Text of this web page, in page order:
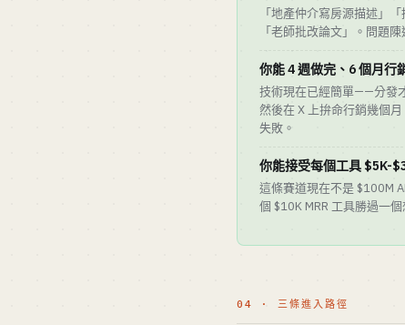
「地產仲介寫房源描述」
「老師批改論文」。問題
你能 4 週做完、6 個月行
技術現在已經簡單——分發
然後在 X 上拚命行銷幾個
失敗。
你能接受每個工具 $5K-
這條賽道現在不是 $100M
個 $10K MRR 工具勝過一
04 · 三條進入路徑